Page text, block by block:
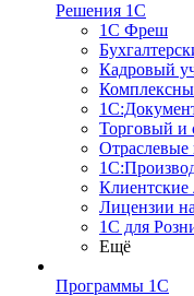
Решения 1С
1С Фреш
Кадровый
Торговый и
Отраслевые
Лицензии
1С для
Ещё
Программы 1С